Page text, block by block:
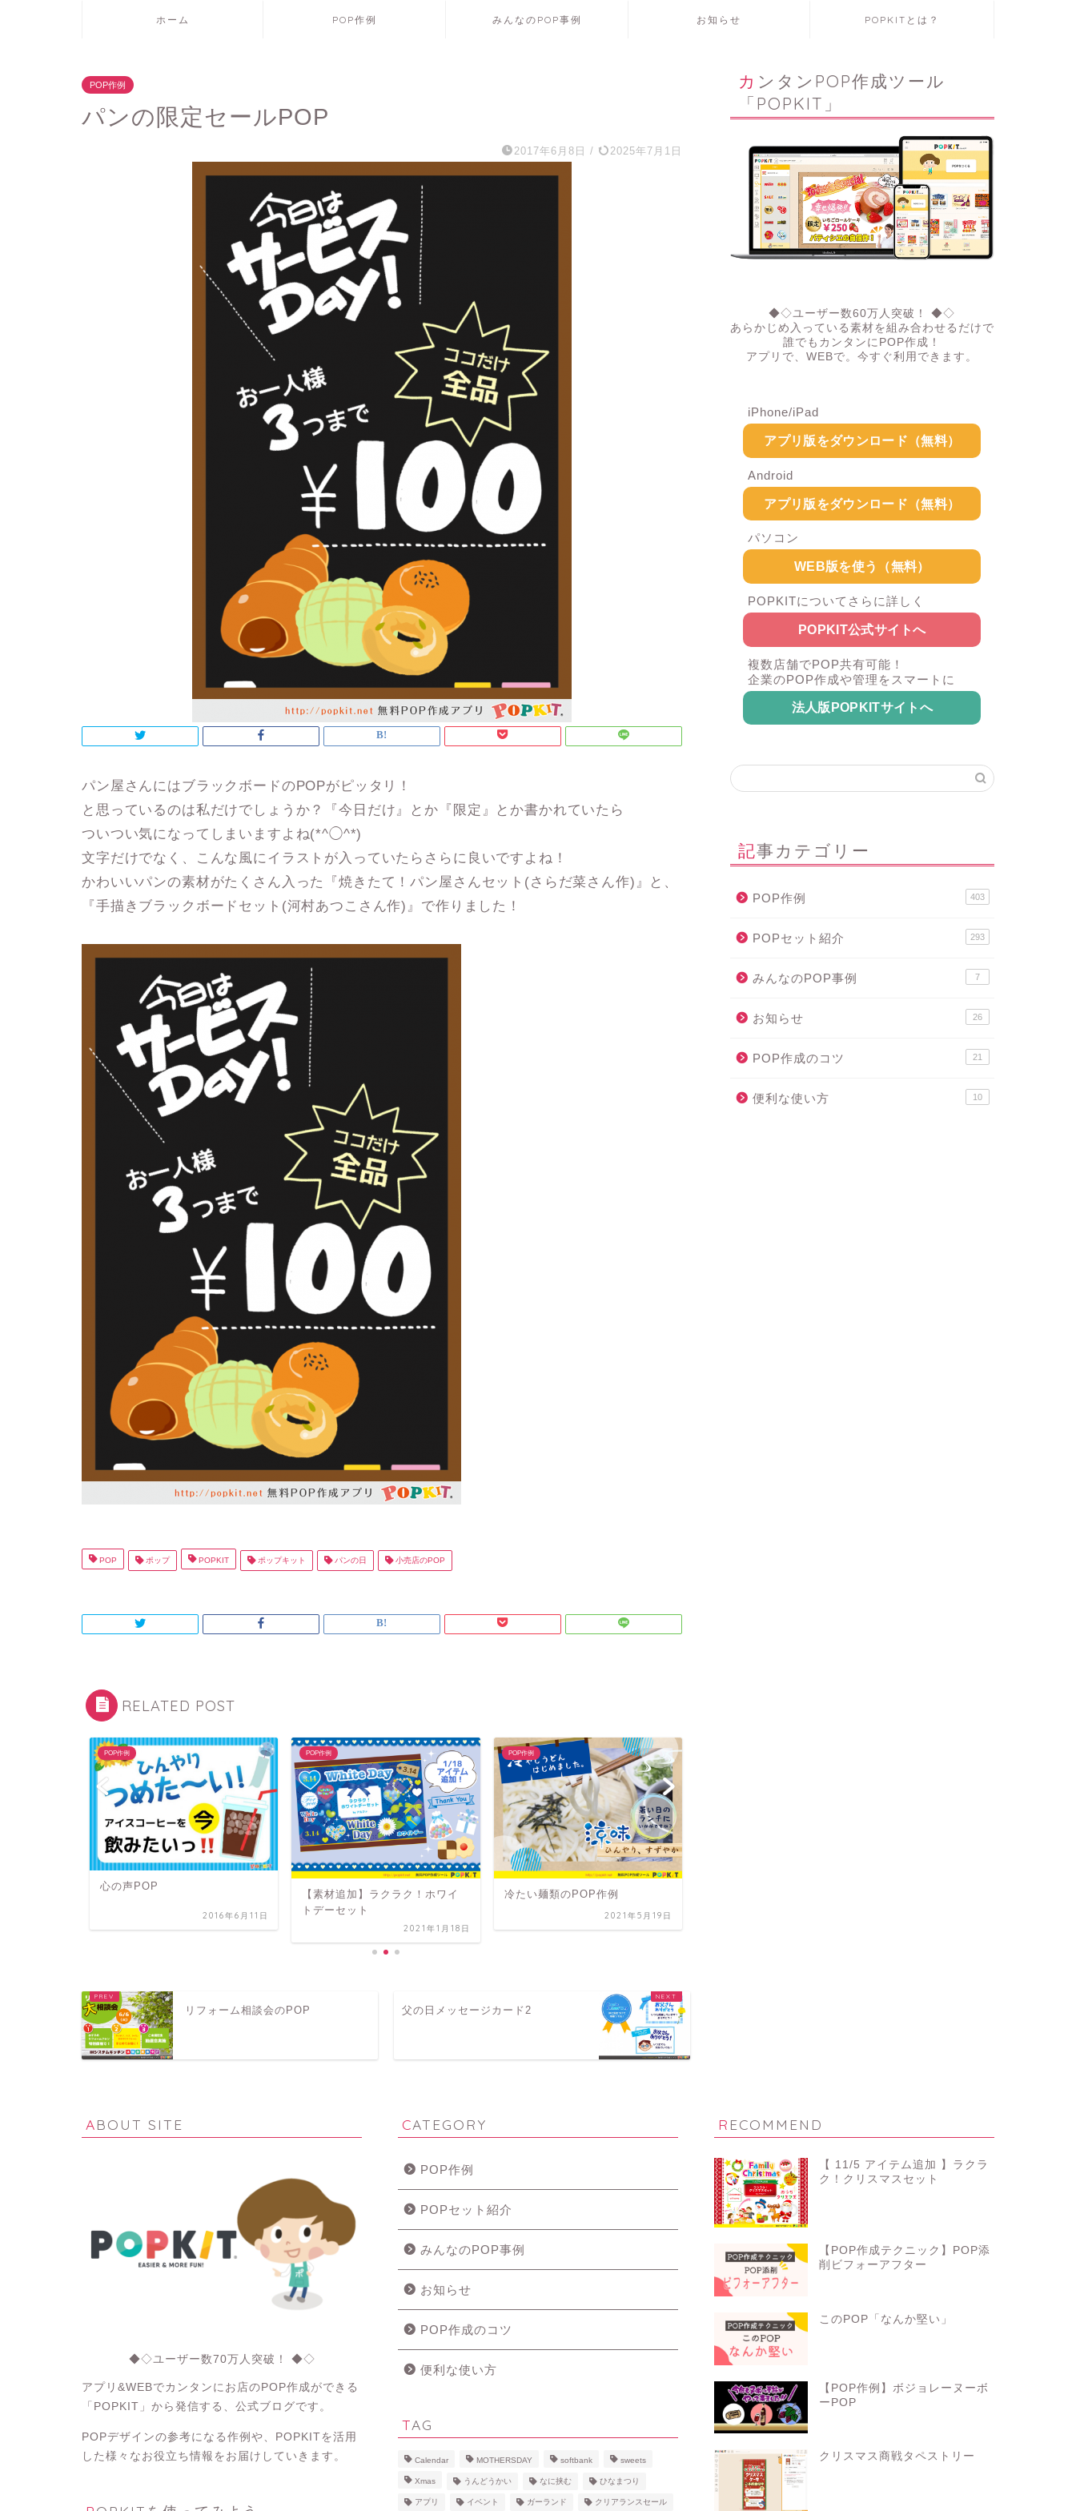
ホーム POP作例 みんなのPOP事例 お知らせ POPKITとは？
POP作例
パンの限定セールPOP
2017年6月8日 / 2025年7月1日
パン屋さんにはブラックボードのPOPがピッタリ！
と思っているのは私だけでしょうか？『今日だけ』とか『限定』とか書かれていたら
ついつい気になってしまいますよね(*^◯^*)
文字だけでなく、こんな風にイラストが入っていたらさらに良いですよね！
かわいいパンの素材がたくさん入った『焼きたて！パン屋さんセット(さらだ菜さん作)』と、
『手描きブラックボードセット(河村あつこさん作)』で作りました！
POP ポップ POPKIT ポップキット パンの日 小売店のPOP
RELATED POST
POP作例
心の声POP
2016年6月11日
POP作例
【素材追加】ラクラク！ホワイ
トデーセット
2021年1月18日
POP作例
冷たい麺類のPOP作例
2021年5月19日
リフォーム相談会のPOP 父の日メッセージカード2
カンタンPOP作成ツール
「POPKIT」
◆◇ユーザー数60万人突破！ ◆◇
あらかじめ入っている素材を組み合わせるだけで
誰でもカンタンにPOP作成！
アプリで、WEBで。今すぐ利用できます。
iPhone/iPad
アプリ版をダウンロード（無料）
Android
アプリ版をダウンロード（無料）
パソコン
WEB版を使う（無料）
POPKITについてさらに詳しく
POPKIT公式サイトへ
複数店舗でPOP共有可能！
企業のPOP作成や管理をスマートに
法人版POPKITサイトへ
記事カテゴリー
POP作例 403
POPセット紹介 293
みんなのPOP事例 7
お知らせ 26
POP作成のコツ 21
便利な使い方 10
ABOUT SITE
◆◇ユーザー数70万人突破！ ◆◇
アプリ&WEBでカンタンにお店のPOP作成ができる
「POPKIT」から発信する、公式ブログです。
POPデザインの参考になる作例や、POPKITを活用
した様々なお役立ち情報をお届けしていきます。
CATEGORY
POP作例
POPセット紹介
みんなのPOP事例
お知らせ
POP作成のコツ
便利な使い方
TAG
Calendar MOTHERSDAY softbank sweets
Xmas うんどうかい なに挟む ひなまつり
アプリ イベント ガーランド クリアランスセール
RECOMMEND
【 11/5 アイテム追加 】ラクラ
ク！クリスマスセット
【POP作成テクニック】POP添
削ビフォーアフター
このPOP「なんか堅い」
【POP作例】ボジョレーヌーボ
ーPOP
クリスマス商戦タペストリー